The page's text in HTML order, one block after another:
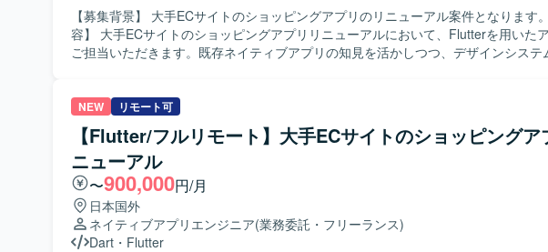
【募集背景】 大手ECサイトのショッピングアプリのリニューアル案件となります。 【作業
容】 大手ECサイトのショッピングアプリリニューアルにおいて、Flutterを用いた
ご担当いただきます。既存ネイティブアプリの知見を活かしつつ、デザインシステ
開発を進めていただける方を求めています。 【ポジションの魅力】 大規模なECサービスのス
マートフォンアプリ開発に携わることで、Flutterを活用したクロスプラットフォー
ザインシステム活用の実践経験を積むことができます。 【開発環境】 Flutterを用いたスマート
フォンアプリ開発環境となります。
NEW リモート可
【Flutter/フルリモート】大手ECサイトのショッピングア
ニューアル
〜900,000円/月
日本国外
ネイティブアプリエンジニア(業務委託・フリーランス)
Dart ・ Flutter